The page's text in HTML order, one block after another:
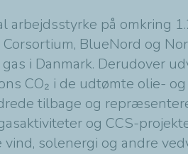
på omkring
BlueNord og
i Danmark. Derudover
CO₂ i de udtømte olie-
tilbage og
og CCS-
solenergi og andre